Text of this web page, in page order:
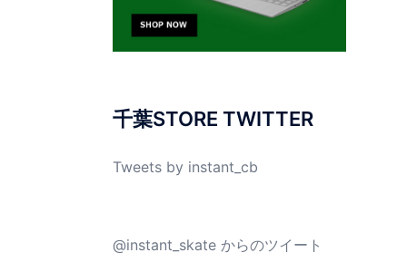
千葉STORE TWITTER
Tweets by instant_cb
@instant_skate からのツイート